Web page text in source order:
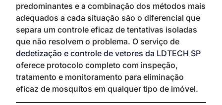
predominantes e a combinação dos métodos mais
adequados a cada situação são o diferencial que
separa um controle eficaz de tentativas isoladas
que não resolvem o problema. O serviço de
dedetização e controle de vetores da LDTECH SP
oferece protocolo completo com inspeção,
tratamento e monitoramento para eliminação
eficaz de mosquitos em qualquer tipo de imóvel.